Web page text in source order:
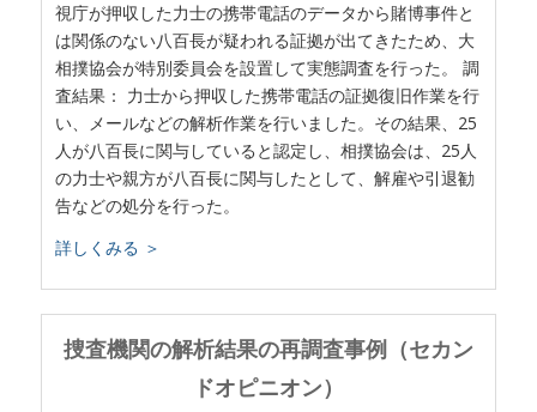
視庁が押収した力士の携帯電話のデータから賭博事件と
は関係のない八百長が疑われる証拠が出てきたため、大
相撲協会が特別委員会を設置して実態調査を行った。 調
査結果： 力士から押収した携帯電話の証拠復旧作業を行
い、メールなどの解析作業を行いました。その結果、25
人が八百長に関与していると認定し、相撲協会は、25人
の力士や親方が八百長に関与したとして、解雇や引退勧
告などの処分を行った。
詳しくみる ＞
捜査機関の解析結果の再調査事例（セカン
ドオピニオン）